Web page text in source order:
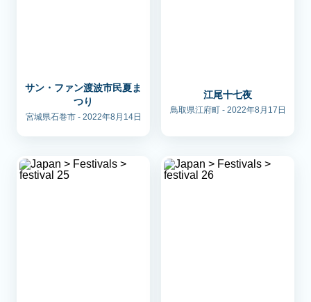
サン・ファン渡波市民夏ま
つり
宮城県石巻市 - 2022年8月14日
江尾十七夜
鳥取県江府町 - 2022年8月17日